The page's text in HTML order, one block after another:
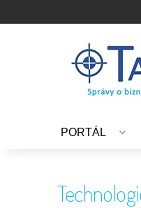
PORTÁL